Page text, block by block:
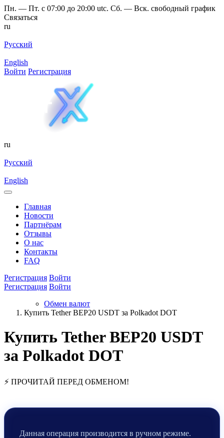
Пн. — Пт. с 07:00 до 20:00 utc. Сб. — Вск. свободный график
Связаться
ru
Русский
English
Войти Регистрация
ru
Русский
English
Главная
Новости
Партнёрам
Отзывы
О нас
Контакты
FAQ
Регистрация Войти
Регистрация Войти
Обмен валют
Купить Tether BEP20 USDT за Polkadot DOT
Купить Tether BEP20 USDT
за Polkadot DOT
⚡ ПРОЧИТАЙ ПЕРЕД ОБМЕНОМ!
Данная операция производится в ручном режиме.